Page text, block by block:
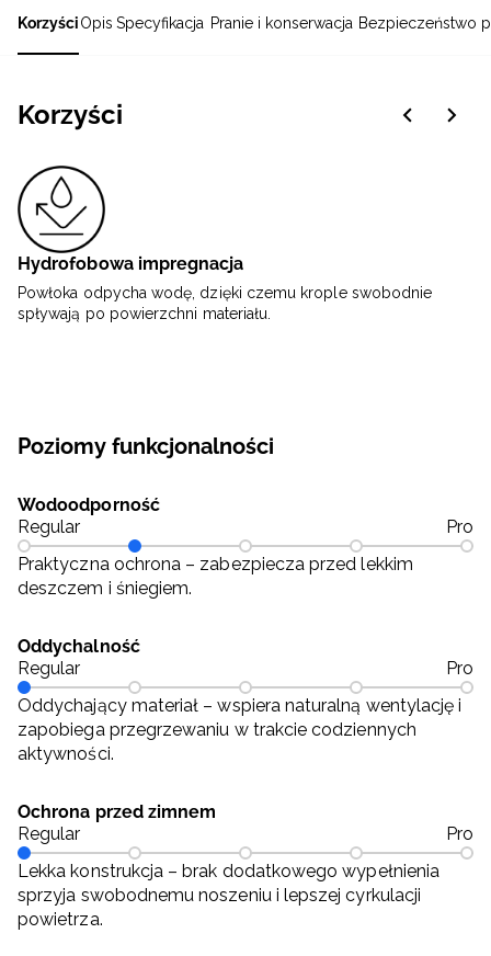
KorzyściOpis Specyfikacja Pranie i konserwacja Bezpieczeństwo
Korzyści
Hydrofobowa impregnacja
Powłoka odpycha wodę, dzięki czemu krople swobodnie
spływają po powierzchni materiału.
Poziomy funkcjonalności
Wodoodporność
Regular
Pro
Praktyczna ochrona – zabezpiecza przed lekkim
deszczem i śniegiem.
Oddychalność
Regular
Pro
Oddychający materiał – wspiera naturalną wentylację i
zapobiega przegrzewaniu w trakcie codziennych
aktywności.
Ochrona przed zimnem
Regular
Pro
Lekka konstrukcja – brak dodatkowego wypełnienia
sprzyja swobodnemu noszeniu i lepszej cyrkulacji
powietrza.